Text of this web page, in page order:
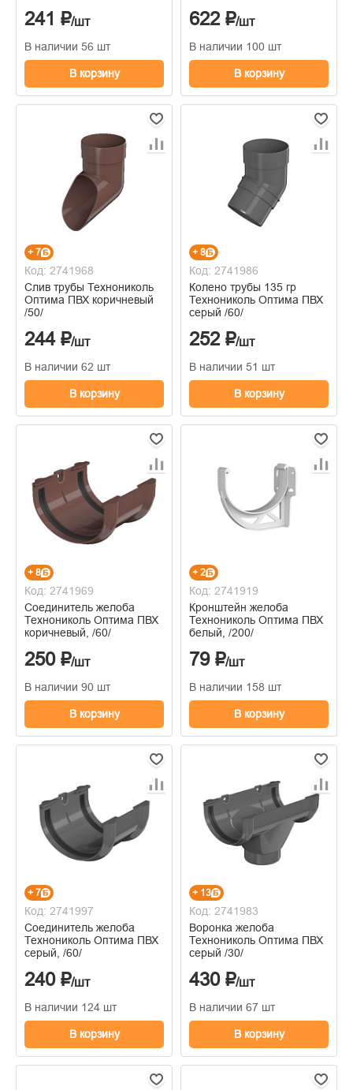
241 ₽/шт
В наличии 56 шт
В корзину
622 ₽/шт
В наличии 100 шт
В корзину
+ 7
Код: 2741968
Слив трубы Технониколь
Оптима ПВХ коричневый
/50/
244 ₽/шт
В наличии 62 шт
В корзину
+ 8
Код: 2741986
Колено трубы 135 гр
Технониколь Оптима ПВХ
серый /60/
252 ₽/шт
В наличии 51 шт
В корзину
+ 8
Код: 2741969
Соединитель желоба
Технониколь Оптима ПВХ
коричневый, /60/
250 ₽/шт
В наличии 90 шт
В корзину
+ 2
Код: 2741919
Кронштейн желоба
Технониколь Оптима ПВХ
белый, /200/
79 ₽/шт
В наличии 158 шт
В корзину
+ 7
Код: 2741997
Соединитель желоба
Технониколь Оптима ПВХ
серый, /60/
240 ₽/шт
В наличии 124 шт
В корзину
+ 13
Код: 2741983
Воронка желоба
Технониколь Оптима ПВХ
серый /30/
430 ₽/шт
В наличии 67 шт
В корзину